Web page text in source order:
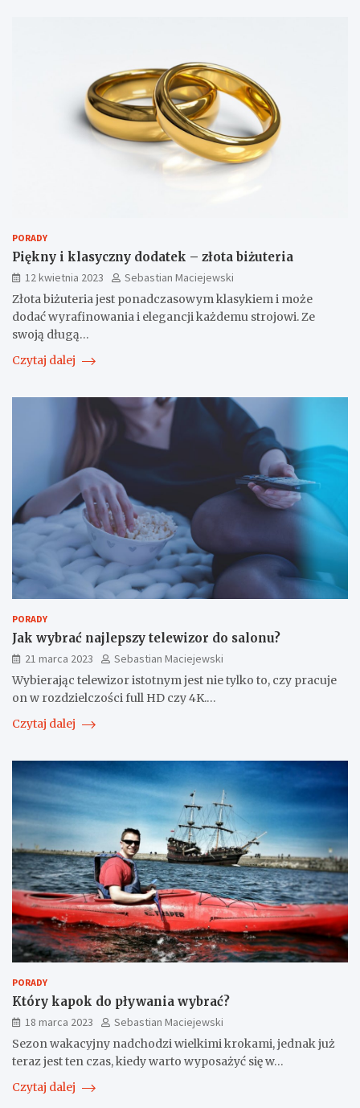
PORADY
Piękny i klasyczny dodatek – złota biżuteria
12 kwietnia 2023
Sebastian Maciejewski
Złota biżuteria jest ponadczasowym klasykiem i może
dodać wyrafinowania i elegancji każdemu strojowi. Ze
swoją długą…
Czytaj dalej
PORADY
Jak wybrać najlepszy telewizor do salonu?
21 marca 2023
Sebastian Maciejewski
Wybierając telewizor istotnym jest nie tylko to, czy pracuje
on w rozdzielczości full HD czy 4K.…
Czytaj dalej
PORADY
Który kapok do pływania wybrać?
18 marca 2023
Sebastian Maciejewski
Sezon wakacyjny nadchodzi wielkimi krokami, jednak już
teraz jest ten czas, kiedy warto wyposażyć się w…
Czytaj dalej